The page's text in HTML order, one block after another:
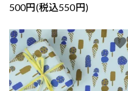
500円(税込550円)
favorite